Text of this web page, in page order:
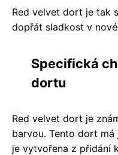
Red velvet dort je tak
dopřát sladkost v
Specifická
dortu
Red velvet dort je
barvou. Tento dort má
je vytvořena z přidání